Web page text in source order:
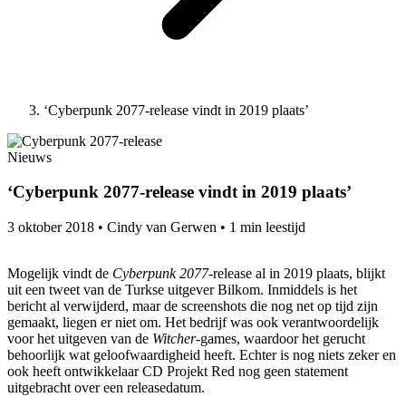
‘Cyberpunk 2077-release vindt in 2019 plaats’
Nieuws
‘Cyberpunk 2077-release vindt in 2019 plaats’
3 oktober 2018 • Cindy van Gerwen • 1 min leestijd
Mogelijk vindt de Cyberpunk 2077-release al in 2019 plaats, blijkt
uit een tweet van de Turkse uitgever Bilkom. Inmiddels is het
bericht al verwijderd, maar de screenshots die nog net op tijd zijn
gemaakt, liegen er niet om. Het bedrijf was ook verantwoordelijk
voor het uitgeven van de Witcher-games, waardoor het gerucht
behoorlijk wat geloofwaardigheid heeft. Echter is nog niets zeker en
ook heeft ontwikkelaar CD Projekt Red nog geen statement
uitgebracht over een releasedatum.